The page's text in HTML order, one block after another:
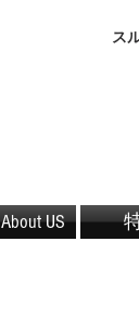
ス
About US